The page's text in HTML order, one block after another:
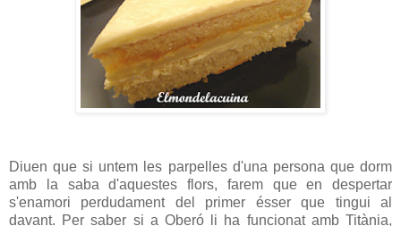
Diuen que si untem les parpelles d'una persona que dorm
amb la saba d'aquestes flors, farem que en despertar
s'enamori perdudament del primer ésser que tingui al
davant. Per saber si a Oberó li ha funcionat amb Titània,